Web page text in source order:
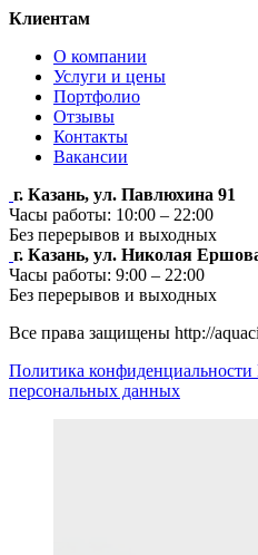
Клиентам
О компании
Услуги и цены
Портфолио
Отзывы
Контакты
Вакансии
г. Казань, ул. Павлюхина 91
Часы работы: 10:00 – 22:00
Без перерывов и выходных
г. Казань, ул. Николая
Часы работы: 9:00 – 22:00
Без перерывов и выходных
Все права защищены http://
Политика конфиденциальности
персональных данных